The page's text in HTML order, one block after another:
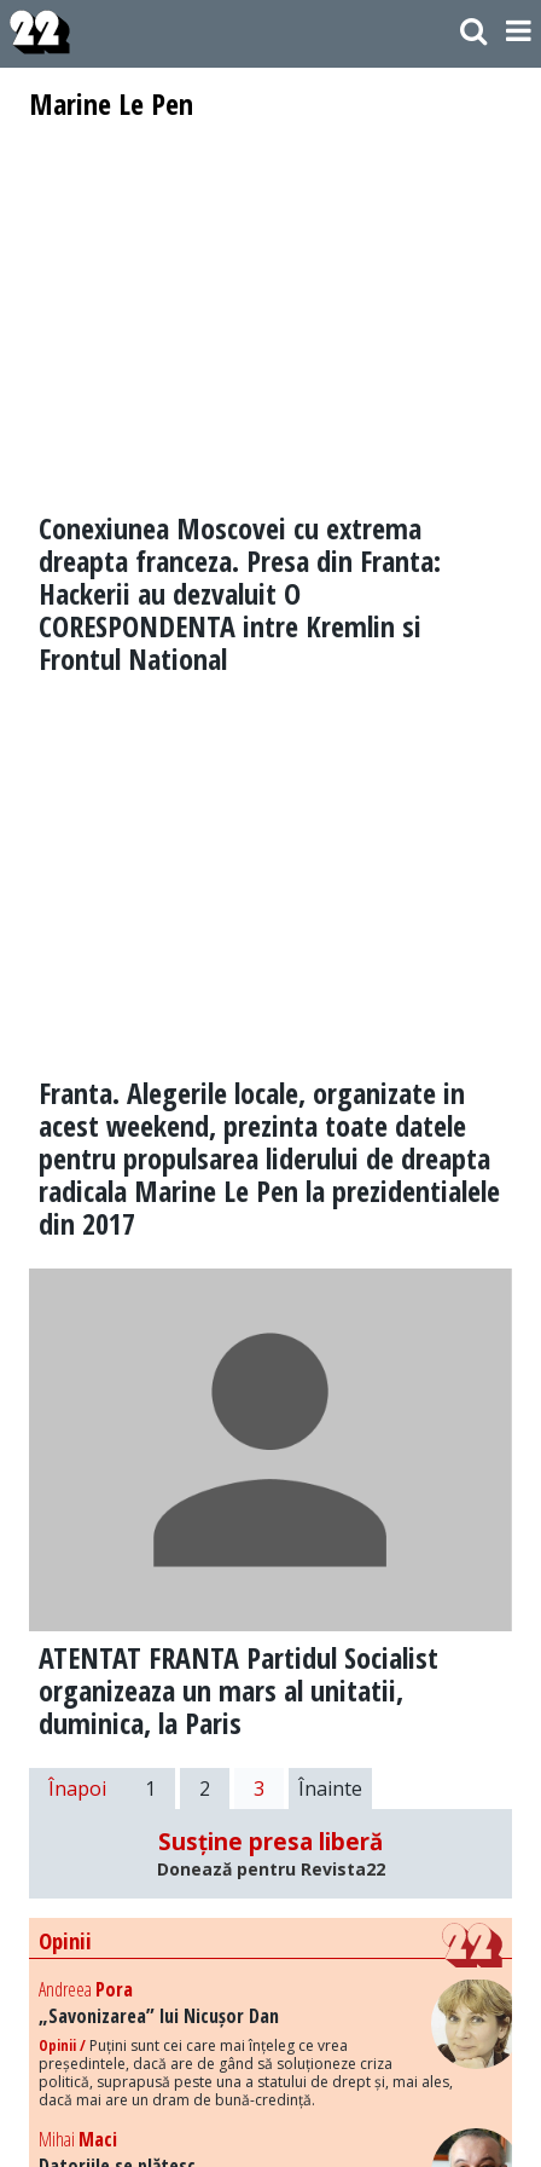
Marine Le Pen
Conexiunea Moscovei cu extrema
dreapta franceza. Presa din Franta:
Hackerii au dezvaluit O
CORESPONDENTA intre Kremlin si
Frontul National
Franta. Alegerile locale, organizate in
acest weekend, prezinta toate datele
pentru propulsarea liderului de dreapta
radicala Marine Le Pen la prezidentialele
din 2017
ATENTAT FRANTA Partidul Socialist
organizeaza un mars al unitatii,
duminica, la Paris
Înapoi 1 2 3 Înainte
Susține presa liberă
Donează pentru Revista22
Opinii
Andreea Pora
„Savonizarea” lui Nicușor Dan
Opinii / Puțini sunt cei care mai înțeleg ce vrea
președintele, dacă are de gând să soluționeze criza
politică, suprapusă peste una a statului de drept și, mai ales,
dacă mai are un dram de bună-credință.
Mihai Maci